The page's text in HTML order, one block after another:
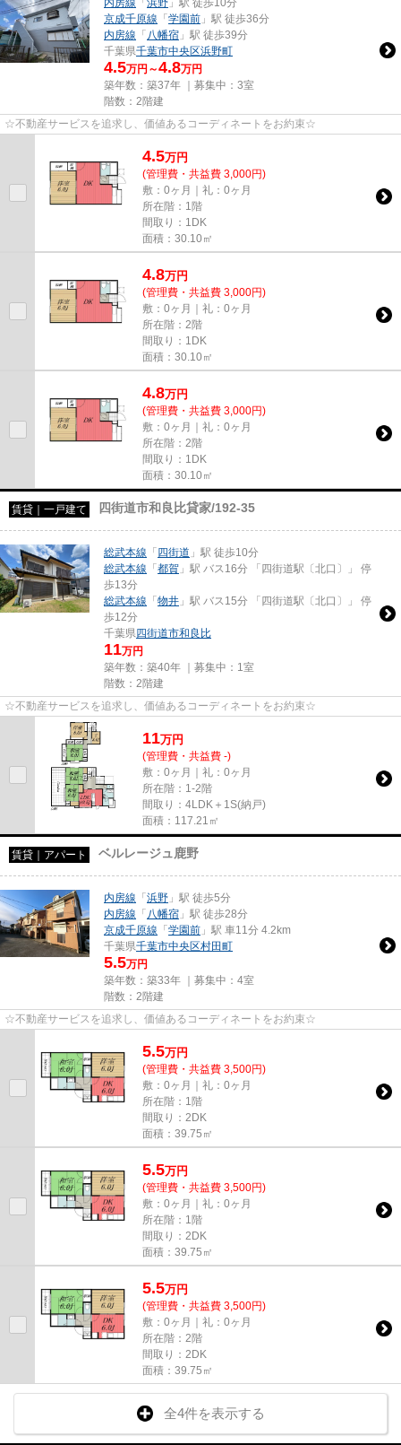
内房線 「 浜野 」駅 徒歩10分
京成千原線 「 学園前 」駅 徒歩36分
内房線 「 八幡宿 」駅 徒歩39分
千葉県千葉市中央区浜野町
4.5万円～4.8万円
築年数：築37年 ｜募集中： 3室
階数：2階建
☆不動産サービスを追求し、価値あるコーディネートをお約束☆
4.5万円
(管理費・共益費 3,000円)
敷：0ヶ月｜礼：0ヶ月
所在階：1階
間取り：1DK
面積：30.10㎡
4.8万円
(管理費・共益費 3,000円)
敷：0ヶ月｜礼：0ヶ月
所在階：2階
間取り：1DK
面積：30.10㎡
4.8万円
(管理費・共益費 3,000円)
敷：0ヶ月｜礼：0ヶ月
所在階：2階
間取り：1DK
面積：30.10㎡
賃貸｜一戸建て 四街道市和良比貸家/192-35
総武本線 「 四街道 」駅 徒歩10分
総武本線 「 都賀 」駅 バス16分 「四街道駅〔北口〕」 停
歩13分
総武本線 「 物井 」駅 バス15分 「四街道駅〔北口〕」 停
歩12分
千葉県四街道市和良比
11万円
築年数：築40年 ｜募集中： 1室
階数：2階建
☆不動産サービスを追求し、価値あるコーディネートをお約束☆
11万円
(管理費・共益費 -)
敷：0ヶ月｜礼：0ヶ月
所在階：1-2階
間取り：4LDK＋1S(納戸)
面積：117.21㎡
賃貸｜アパート ベルレージュ鹿野
内房線 「 浜野 」駅 徒歩5分
内房線 「 八幡宿 」駅 徒歩28分
京成千原線 「 学園前 」駅 車11分 4.2km
千葉県千葉市中央区村田町
5.5万円
築年数：築33年 ｜募集中： 4室
階数：2階建
☆不動産サービスを追求し、価値あるコーディネートをお約束☆
5.5万円
(管理費・共益費 3,500円)
敷：0ヶ月｜礼：0ヶ月
所在階：1階
間取り：2DK
面積：39.75㎡
5.5万円
(管理費・共益費 3,500円)
敷：0ヶ月｜礼：0ヶ月
所在階：1階
間取り：2DK
面積：39.75㎡
5.5万円
(管理費・共益費 3,500円)
敷：0ヶ月｜礼：0ヶ月
所在階：2階
間取り：2DK
面積：39.75㎡
全4件を表示する